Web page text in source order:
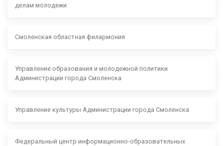
делам молодежи
Смоленская областная филармония
Управление образования и молодежной политики
Администрации города Смоленска
Управление культуры Администрации города Смоленска
Федеральный центр информационно-образовательных